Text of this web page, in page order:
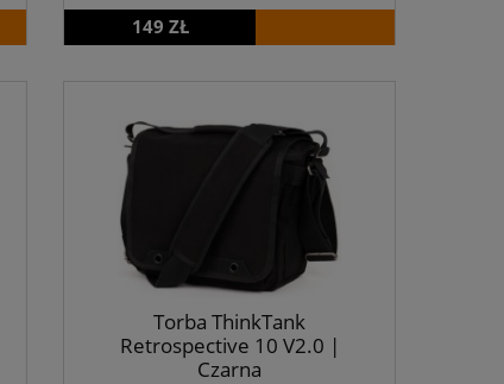
149 ZŁ
Torba ThinkTank
Retrospective 10 V2.0 |
Czarna